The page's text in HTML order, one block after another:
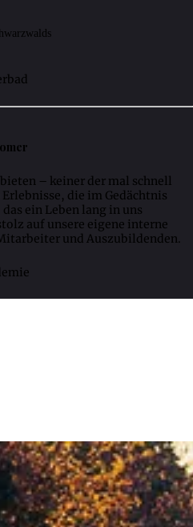
– keiner der mal schnell
die im Gedächtnis
ein Leben lang in uns
auf unsere eigene interne
und Auszubildenden.